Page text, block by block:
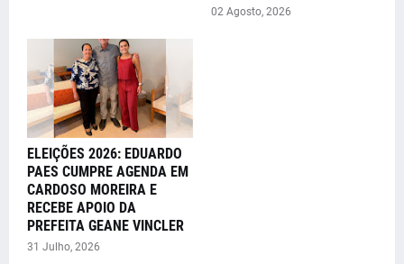
02 Agosto, 2026
ELEIÇÕES 2026: EDUARDO
PAES CUMPRE AGENDA EM
CARDOSO MOREIRA E
RECEBE APOIO DA
PREFEITA GEANE VINCLER
31 Julho, 2026